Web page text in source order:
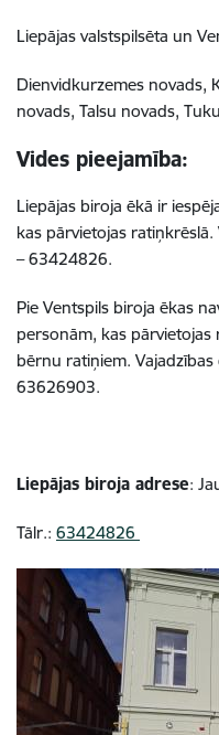
Liepājas valstspilsēta un
Dienvidkurzemes novads,
novads, Talsu novads,
Vides pieejamība:
Liepājas biroja ēkā ir
kas pārvietojas
– 63424826.
Pie Ventspils biroja ēkas
personām, kas
bērnu ratiņiem.
63626903.
Liepājas biroja adrese:
Tālr.: 63424826